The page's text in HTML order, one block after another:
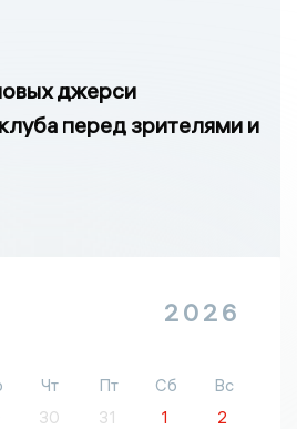
джерси
перед зрителями и
2026
Чт Пт Сб
Вс
30 31 1
2